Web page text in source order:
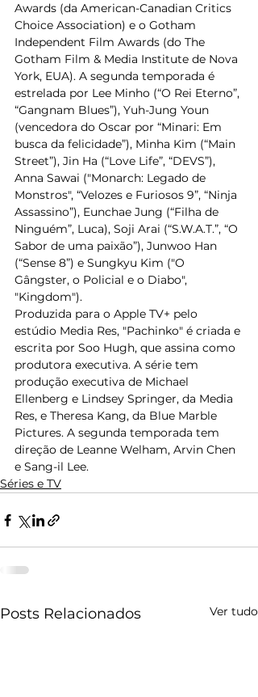
Awards (da American-Canadian Critics
Choice Association) e o Gotham
Independent Film Awards (do The
Gotham Film & Media Institute de Nova
York, EUA). A segunda temporada é
estrelada por Lee Minho (“O Rei Eterno”,
“Gangnam Blues”), Yuh-Jung Youn
(vencedora do Oscar por “Minari: Em
busca da felicidade”), Minha Kim (“Main
Street”), Jin Ha (“Love Life”, “DEVS”),
Anna Sawai ("Monarch: Legado de
Monstros", “Velozes e Furiosos 9”, “Ninja
Assassino”), Eunchae Jung (“Filha de
Ninguém”, Luca), Soji Arai (“S.W.A.T.”, “O
Sabor de uma paixão”), Junwoo Han
(“Sense 8”) e Sungkyu Kim ("O
Gângster, o Policial e o Diabo",
"Kingdom").
Produzida para o Apple TV+ pelo
estúdio Media Res, "Pachinko" é criada e
escrita por Soo Hugh, que assina como
produtora executiva. A série tem
produção executiva de Michael
Ellenberg e Lindsey Springer, da Media
Res, e Theresa Kang, da Blue Marble
Pictures. A segunda temporada tem
direção de Leanne Welham, Arvin Chen
e Sang-il Lee.
Séries e TV
Posts Relacionados Ver tudo